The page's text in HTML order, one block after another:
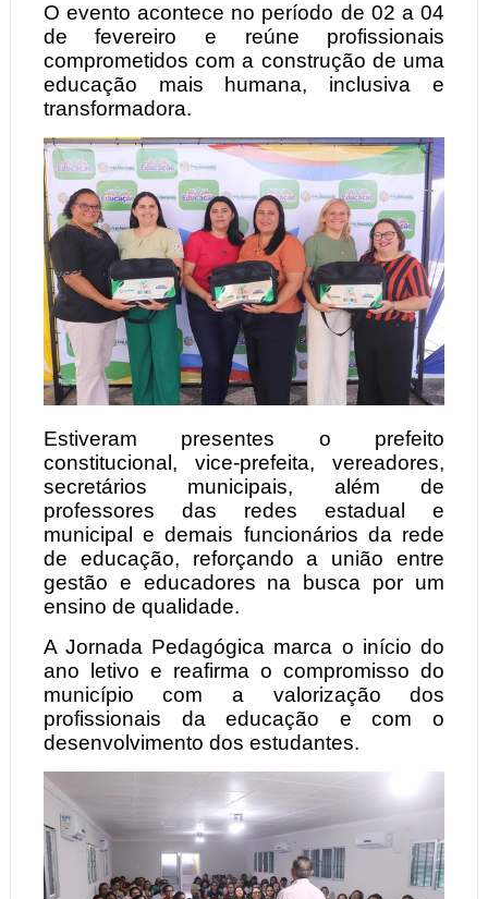
O evento acontece no período de 02 a 04
de fevereiro e reúne profissionais
comprometidos com a construção de uma
educação mais humana, inclusiva e
transformadora.
Estiveram presentes o prefeito
constitucional, vice-prefeita, vereadores,
secretários municipais, além de
professores das redes estadual e
municipal e demais funcionários da rede
de educação, reforçando a união entre
gestão e educadores na busca por um
ensino de qualidade.
A Jornada Pedagógica marca o início do
ano letivo e reafirma o compromisso do
município com a valorização dos
profissionais da educação e com o
desenvolvimento dos estudantes.